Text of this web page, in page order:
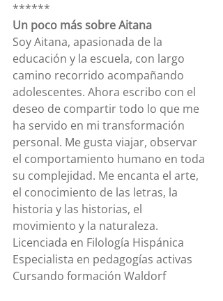
******
Un poco más sobre Aitana
Soy Aitana, apasionada de la
educación y la escuela, con largo
camino recorrido acompañando
adolescentes. Ahora escribo con el
deseo de compartir todo lo que me
ha servido en mi transformación
personal. Me gusta viajar, observar
el comportamiento humano en toda
su complejidad. Me encanta el arte,
el conocimiento de las letras, la
historia y las historias, el
movimiento y la naturaleza.
Licenciada en Filología Hispánica
Especialista en pedagogías activas
Cursando formación Waldorf